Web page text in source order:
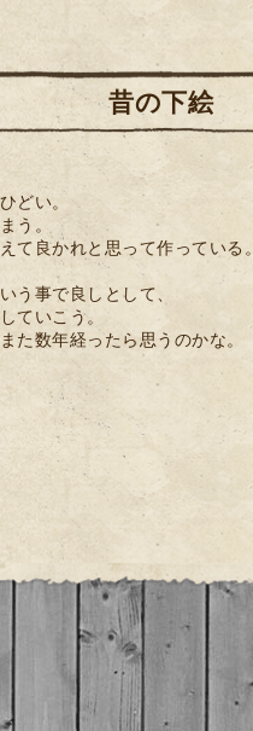
昔の下絵
どい。
う。
て良かれと思って作っている
う事で良しとして、
ていこう。
ったら思うのかな。